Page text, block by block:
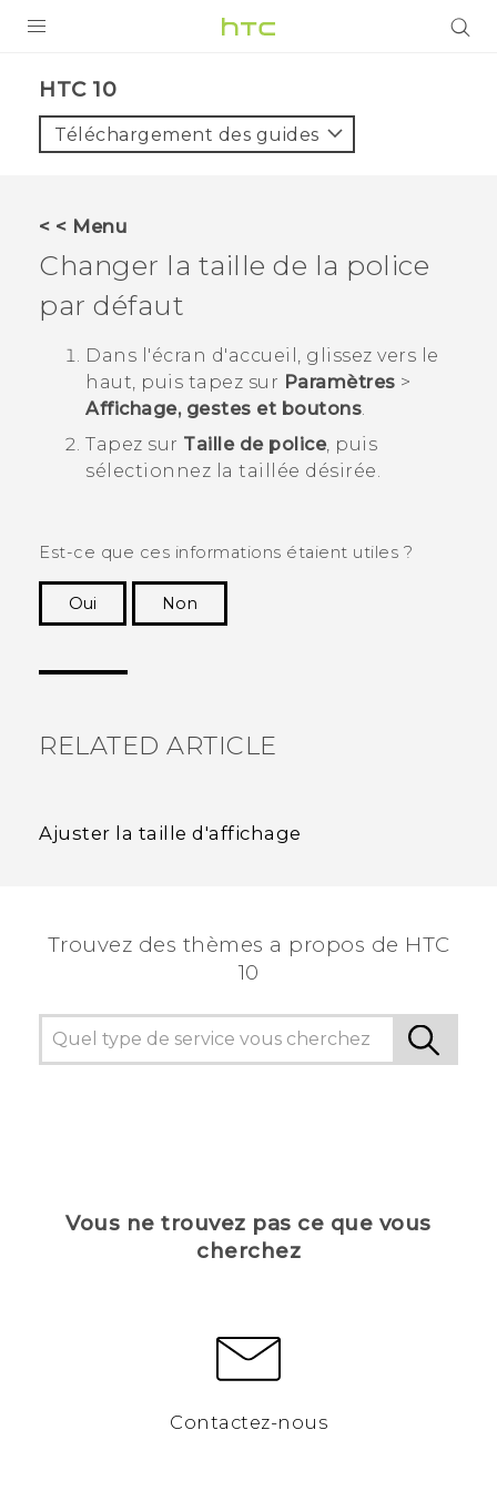
VIVE
VIVERSE
SUPPORT
Appareils HTC & Accessoires
Achat & Règlement Questions
HTC 10‎
Téléchargement des guides
< < Menu
Changer la taille de la police
par défaut
Dans l'écran d'accueil , glissez vers le
haut, puis tapez sur Paramètres >
Affichage, gestes et boutons.
Tapez sur Taille de police, puis
sélectionnez la taillée désirée.
Est-ce que ces informations étaient utiles ?
Oui
Non
RELATED ARTICLE
Ajuster la taille d'affichage
Trouvez des thèmes a propos de HTC
10
Vous ne trouvez pas ce que vous
cherchez
Contactez-nous